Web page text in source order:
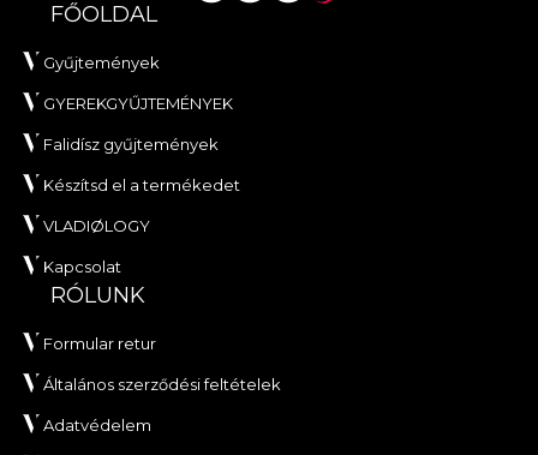
FŐOLDAL
Gyűjtemények
GYEREKGYŰJTEMÉNYEK
Falidísz gyűjtemények
Készítsd el a termékedet
VLADIØLOGY
Kapcsolat
RÓLUNK
Formular retur
Általános szerződési feltételek
Adatvédelem